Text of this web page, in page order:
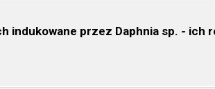
przez Daphnia sp. - ich